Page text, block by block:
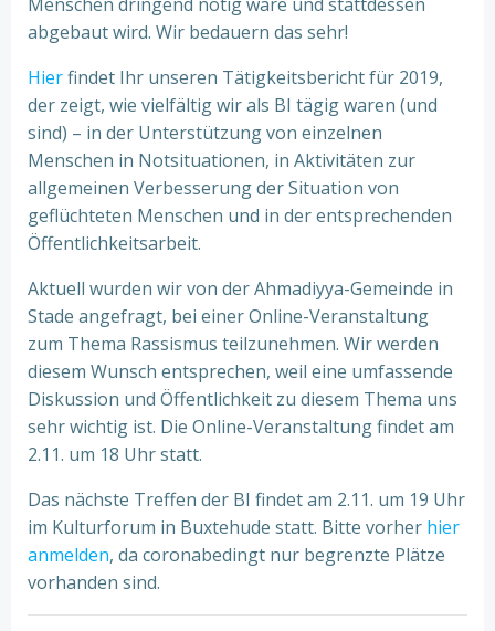
abgebaut wird. Wir bedauern das sehr!
Hierfindet Ihr unseren Tätigkeitsbericht für 2019,
der zeigt, wie vielfältig wir als BI tägig waren (und
sind) – in der Unterstützung von einzelnen
Menschen in Notsituationen, in Aktivitäten zur
allgemeinen Verbesserung der Situation von
geflüchteten Menschen und in der entsprechenden
Öffentlichkeitsarbeit.
Aktuell wurden wir von der Ahmadiyya-Gemeinde in
Stade angefragt, bei einer Online-Veranstaltung
zum Thema Rassismus teilzunehmen. Wir werden
diesem Wunsch entsprechen, weil eine umfassende
Diskussion und Öffentlichkeit zu diesem Thema uns
sehr wichtig ist. Die Online-Veranstaltung findet am
2.11. um 18 Uhr statt.
Das nächste Treffen der BI findet am 2.11. um 19 Uhr
im Kulturforum in Buxtehude statt. Bitte vorher hier
anmelden, da coronabedingt nur begrenzte Plätze
vorhanden sind.